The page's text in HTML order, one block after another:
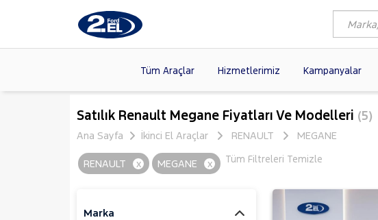
Tüm Araçlar Hizmetlerimiz Kampanyalar
Markalar >
Modeller >
Kasalar
FORD (879)
VOLKSWAGEN(56)
HYUNDAI (19)
SKODA
Satılık Renault Megane Fiyatları Ve Modelleri (5)
Ana Sayfa
İkinci El Araçlar RENAULT MEGANE
Tüm Filtreleri Temizle
RENAULT x MEGANE x
Marka